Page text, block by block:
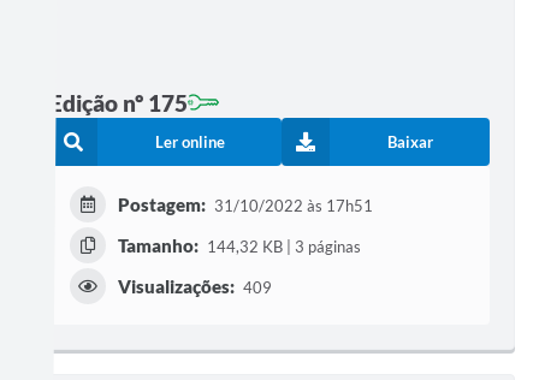
Edição nº 175
Ler online Baixar
Postagem: 31/10/2022 às 17h51
Tamanho: 144,32 KB | 3 páginas
Visualizações: 409